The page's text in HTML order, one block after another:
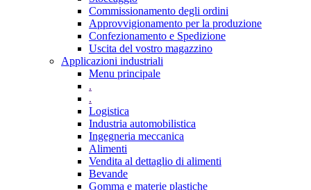
Commissionamento degli ordini
Approvvigionamento per la produzione
Confezionamento e Spedizione
Uscita del vostro magazzino
Applicazioni industriali
Menu principale
.
.
Logistica
Industria automobilistica
Ingegneria meccanica
Alimenti
Vendita al dettaglio di alimenti
Bevande
Gomma e materie plastiche